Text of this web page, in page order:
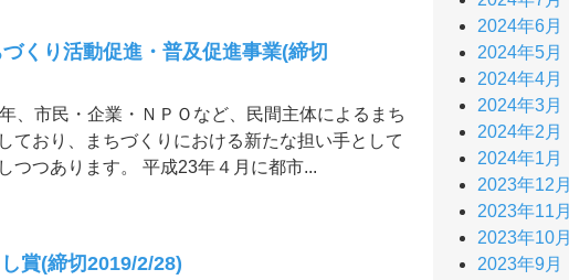
くり活動促進・普及促進事業(締切
、市民・企業・ＮＰＯなど、民間主体によるまち
ており、まちづくりにおける新たな担い手として
つつあります。 平成23年４月に都市...
賞(締切2019/2/28)
2024年6月
2024年5月
2024年4月
2024年3月
2024年2月
2024年1月
2023年12月
2023年11月
2023年10月
2023年9月